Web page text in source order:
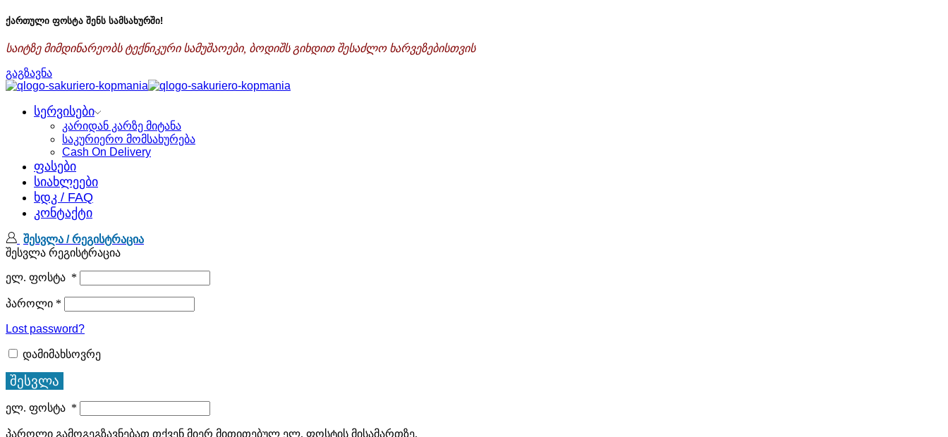
ქართული ფოსტა შენს სამსახურში!
საიტზე მიმდინარეობს ტექნიკური სამუშაოები, ბოდიშს გიხდით შესაძლო ხარვეზებისთვის
გაგზავნა
სერვისები
კარიდან კარზე მიტანა
საკურიერო მომსახურება
Cash On Delivery
ფასები
სიახლეები
ხდკ / FAQ
კონტაქტი
შესვლა / რეგისტრაცია
შესვლა რეგისტრაცია
ელ. ფოსტა *
პაროლი *
Lost password?
დამიმახსოვრე
შესვლა
ელ. ფოსტა *
პაროლი გამოგეგზავნებათ თქვენ მიერ მითითებულ ელ. ფოსტის მისამართზე.